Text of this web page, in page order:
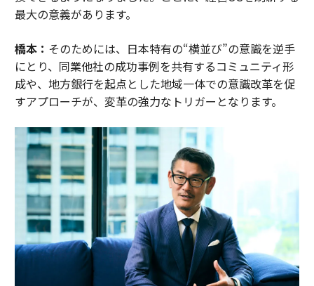
最大の意義があります。
橋本： そのためには、日本特有の“横並び”の意識を逆手
にとり、同業他社の成功事例を共有するコミュニティ形
成や、地方銀行を起点とした地域一体での意識改革を促
すアプローチが、変革の強力なトリガーとなります。